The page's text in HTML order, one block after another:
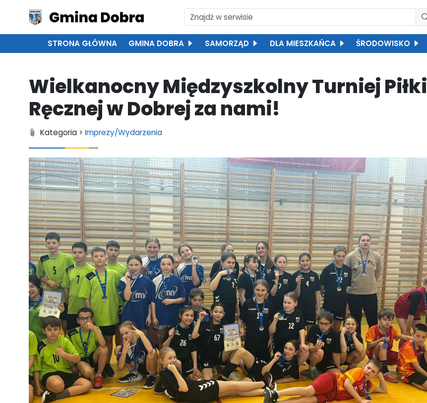
STRONA GŁÓWNA GMINA DOBRA SAMORZĄD DLA MIESZKAŃCA ŚRODOWISKO
Wielkanocny Międzyszkolny Turniej Piłki
Ręcznej w Dobrej za nami!
Kategoria >Imprezy/Wydarzenia